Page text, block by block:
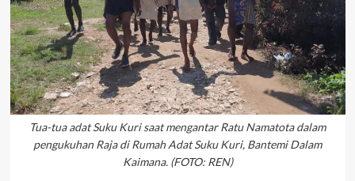
Tua-tua adat Suku Kuri saat mengantar Ratu Namatota dalam
pengukuhan Raja di Rumah Adat Suku Kuri, Bantemi Dalam
Kaimana. (FOTO: REN)